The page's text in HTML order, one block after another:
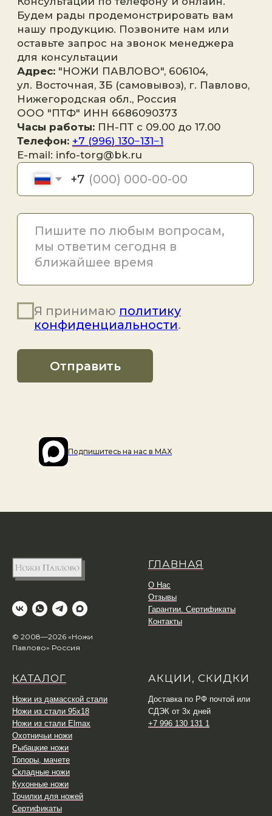
Подпишитесь на наc в MAX
© 2008—2026 «Ножи
Павлово» Россия
ГЛАВНАЯ
О Нас
Отзывы
Гарантии. Сертификаты
Контакты
КАТАЛОГ
Ножи из дамасской стали
Ножи из стали 95х18
Ножи из стали Elmax
Охотничьи ножи
Рыбацкие ножи
Топоры, мачете
Складные ножи
Кухонные ножи
Точилки для ножей
Сертификаты
АКЦИИ, СКИДКИ
Доставка по РФ почтой или
СДЭК от 3х дней
+7 996 130 131 1